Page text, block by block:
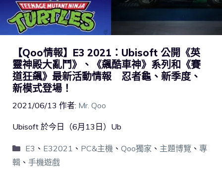
【Qoo情報】E3 2021：Ubisoft 公開《英
靈神殿大亂鬥》、《飆酷車神》系列和《賽
道狂飆》最新活動情報 忍者龜、新季度、
新模式登場！
2021/06/13 作者: Mr. Qoo
Ubisoft 於今日（6月13日）Ub
E3 、 E32021 、 PC&主機 、 Qoo獨家 、 主題博覽 、 專
輯 、 手機遊戲